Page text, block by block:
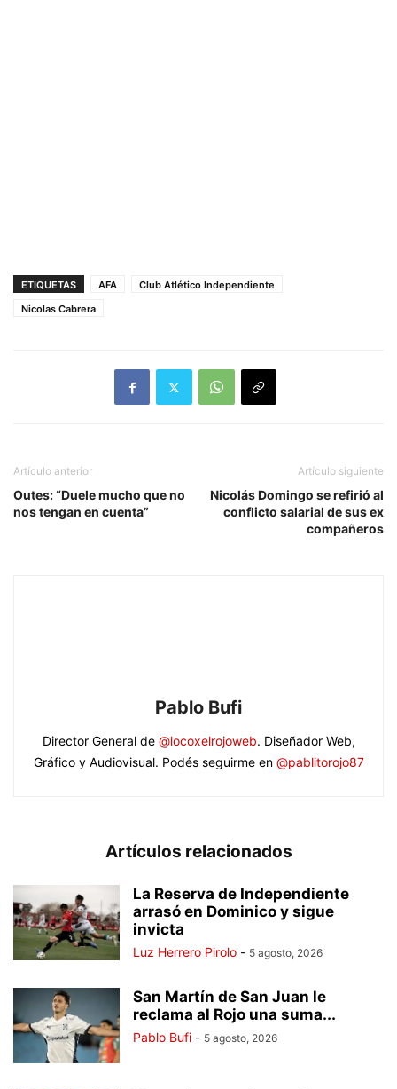
ETIQUETAS AFA
Club Atlético Independiente
Nicolas Cabrera
Artículo anterior
Outes: “Duele mucho que no
nos tengan en cuenta”
Artículo siguiente
Nicolás Domingo se refirió al
conflicto salarial de sus ex
compañeros
Pablo Bufi
Director General de @locoxelrojoweb. Diseñador Web,
Gráfico y Audiovisual. Podés seguirme en @pablitorojo87
Artículos relacionados
La Reserva de Independiente
arrasó en Dominico y sigue
invicta
Luz Herrero Pirolo - 5 agosto, 2026
San Martín de San Juan le
reclama al Rojo una suma...
Pablo Bufi - 5 agosto, 2026